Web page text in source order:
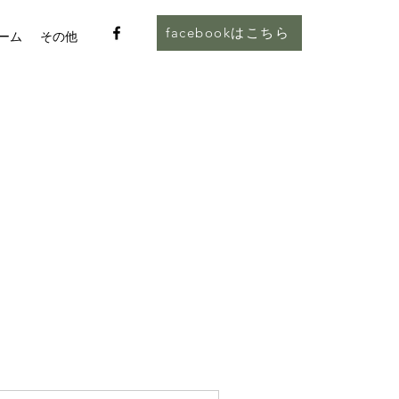
ム その他 facebookはこちら